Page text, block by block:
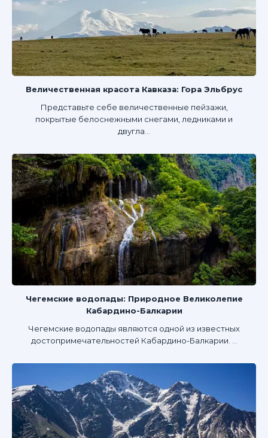
Величественная красота Кавказа: Гора Эльбрус
Представьте себе величественные пейзажи,
покрытые белоснежными снегами, ледниками и
двугла...
Чегемские водопады: Природное Великолепие
Кабардино-Балкарии
Чегемские водопады являются одной из известных
достопримечательностей Кабардино-Балкарии. ...